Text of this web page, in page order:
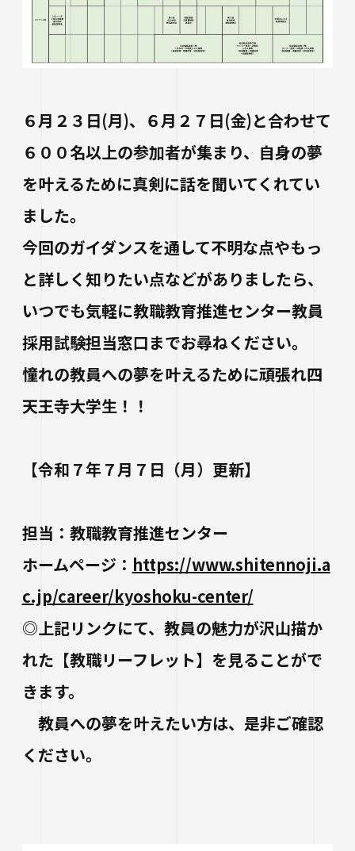
６月２３日(月)、６月２７日(金)と合わせて
６００名以上の参加者が集まり、自身の夢
を叶えるために真剣に話を聞いてくれてい
ました。
今回のガイダンスを通して不明な点やもっ
と詳しく知りたい点などがありましたら、
いつでも気軽に教職教育推進センター教員
採用試験担当窓口までお尋ねください。
憧れの教員への夢を叶えるために頑張れ四
天王寺大学生！！
【令和７年７月７日（月）更新】
担当：教職教育推進センター
ホームページ： https://www.shitennoji.a
c.jp/career/kyoshoku-center/
◎上記リンクにて、教員の魅力が沢山描か
れた【教職リーフレット】を見ることがで
きます。
教員への夢を叶えたい方は、是非ご確認
ください。